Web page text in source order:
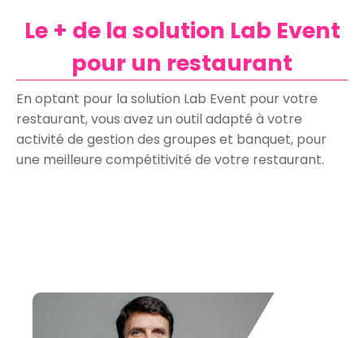
Le + de la solution Lab Event
pour un restaurant
En optant pour la solution Lab Event pour votre
restaurant, vous avez un outil adapté à votre
activité de gestion des groupes et banquet, pour
une meilleure compétitivité de votre restaurant.